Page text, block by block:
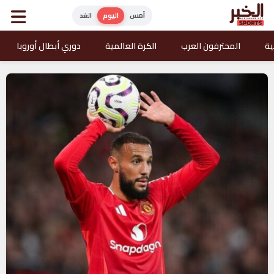
أمس اليوم الغد
المحترفون العرب الكرة العالمية دوري أبطال أوروبا